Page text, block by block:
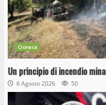
Cronaca
Un principio di incendio
6 Agosto 2026 50